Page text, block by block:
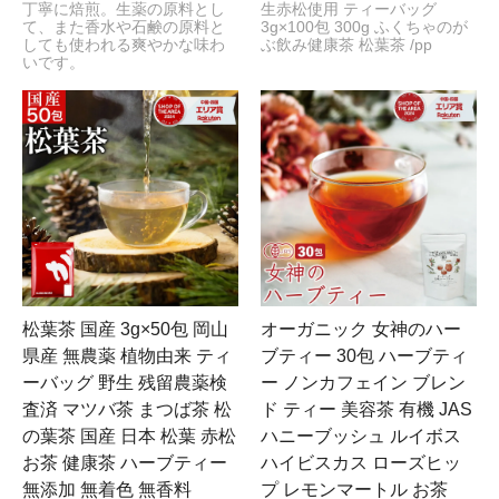
丁寧に焙煎。生薬の原料とし
て、また香水や石鹸の原料と
しても使われる爽やかな味わ
いです。
生赤松使用 ティーバッグ
3g×100包 300g ふくちゃのが
ぶ飲み健康茶 松葉茶 /pp
松葉茶 国産 3g×50包 岡山
県産 無農薬 植物由来 ティ
ーバッグ 野生 残留農薬検
査済 マツバ茶 まつば茶 松
の葉茶 国産 日本 松葉 赤松
お茶 健康茶 ハーブティー
無添加 無着色 無香料
オーガニック 女神のハー
ブティー 30包 ハーブティ
ー ノンカフェイン ブレン
ド ティー 美容茶 有機 JAS
ハニーブッシュ ルイボス
ハイビスカス ローズヒッ
プ レモンマートル お茶